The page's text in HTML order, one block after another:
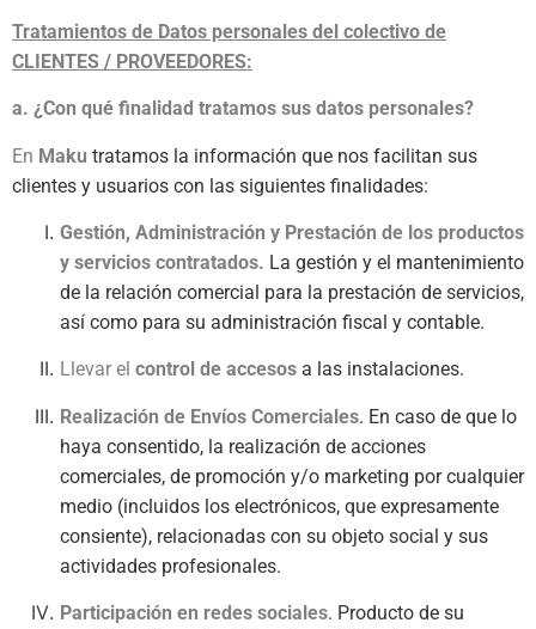
Tratamientos de Datos personales del colectivo de
CLIENTES / PROVEEDORES:
a. ¿Con qué finalidad tratamos sus datos personales?
En Maku tratamos la información que nos facilitan sus
clientes y usuarios con las siguientes finalidades:
Gestión, Administración y Prestación de los productos
y servicios contratados. La gestión y el mantenimiento
de la relación comercial para la prestación de servicios,
así como para su administración fiscal y contable.
Llevar el control de accesos a las instalaciones.
Realización de Envíos Comerciales. En caso de que lo
haya consentido, la realización de acciones
comerciales, de promoción y/o marketing por cualquier
medio (incluidos los electrónicos, que expresamente
consiente), relacionadas con su objeto social y sus
actividades profesionales.
Participación en redes sociales. Producto de su